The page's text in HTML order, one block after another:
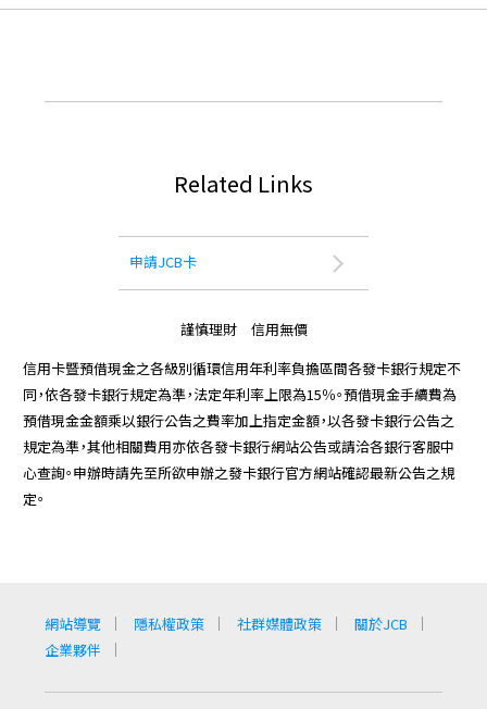
Related Links
申請JCB卡
謹慎理財 信用無價
信用卡暨預借現金之各級別循環信用年利率負擔區間各發卡銀行規定不
同，依各發卡銀行規定為準，法定年利率上限為15％。預借現金手續費為
預借現金金額乘以銀行公告之費率加上指定金額，以各發卡銀行公告之
規定為準，其他相關費用亦依各發卡銀行網站公告或請洽各銀行客服中
心查詢。申辦時請先至所欲申辦之發卡銀行官方網站確認最新公告之規
定。
網站導覽 隱私權政策 社群媒體政策
關於JCB
企業夥伴